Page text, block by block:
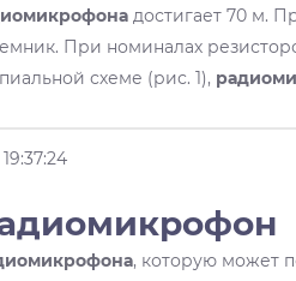
достигает 70 м.
При номиналах
схеме (рис. 1),
, которую может